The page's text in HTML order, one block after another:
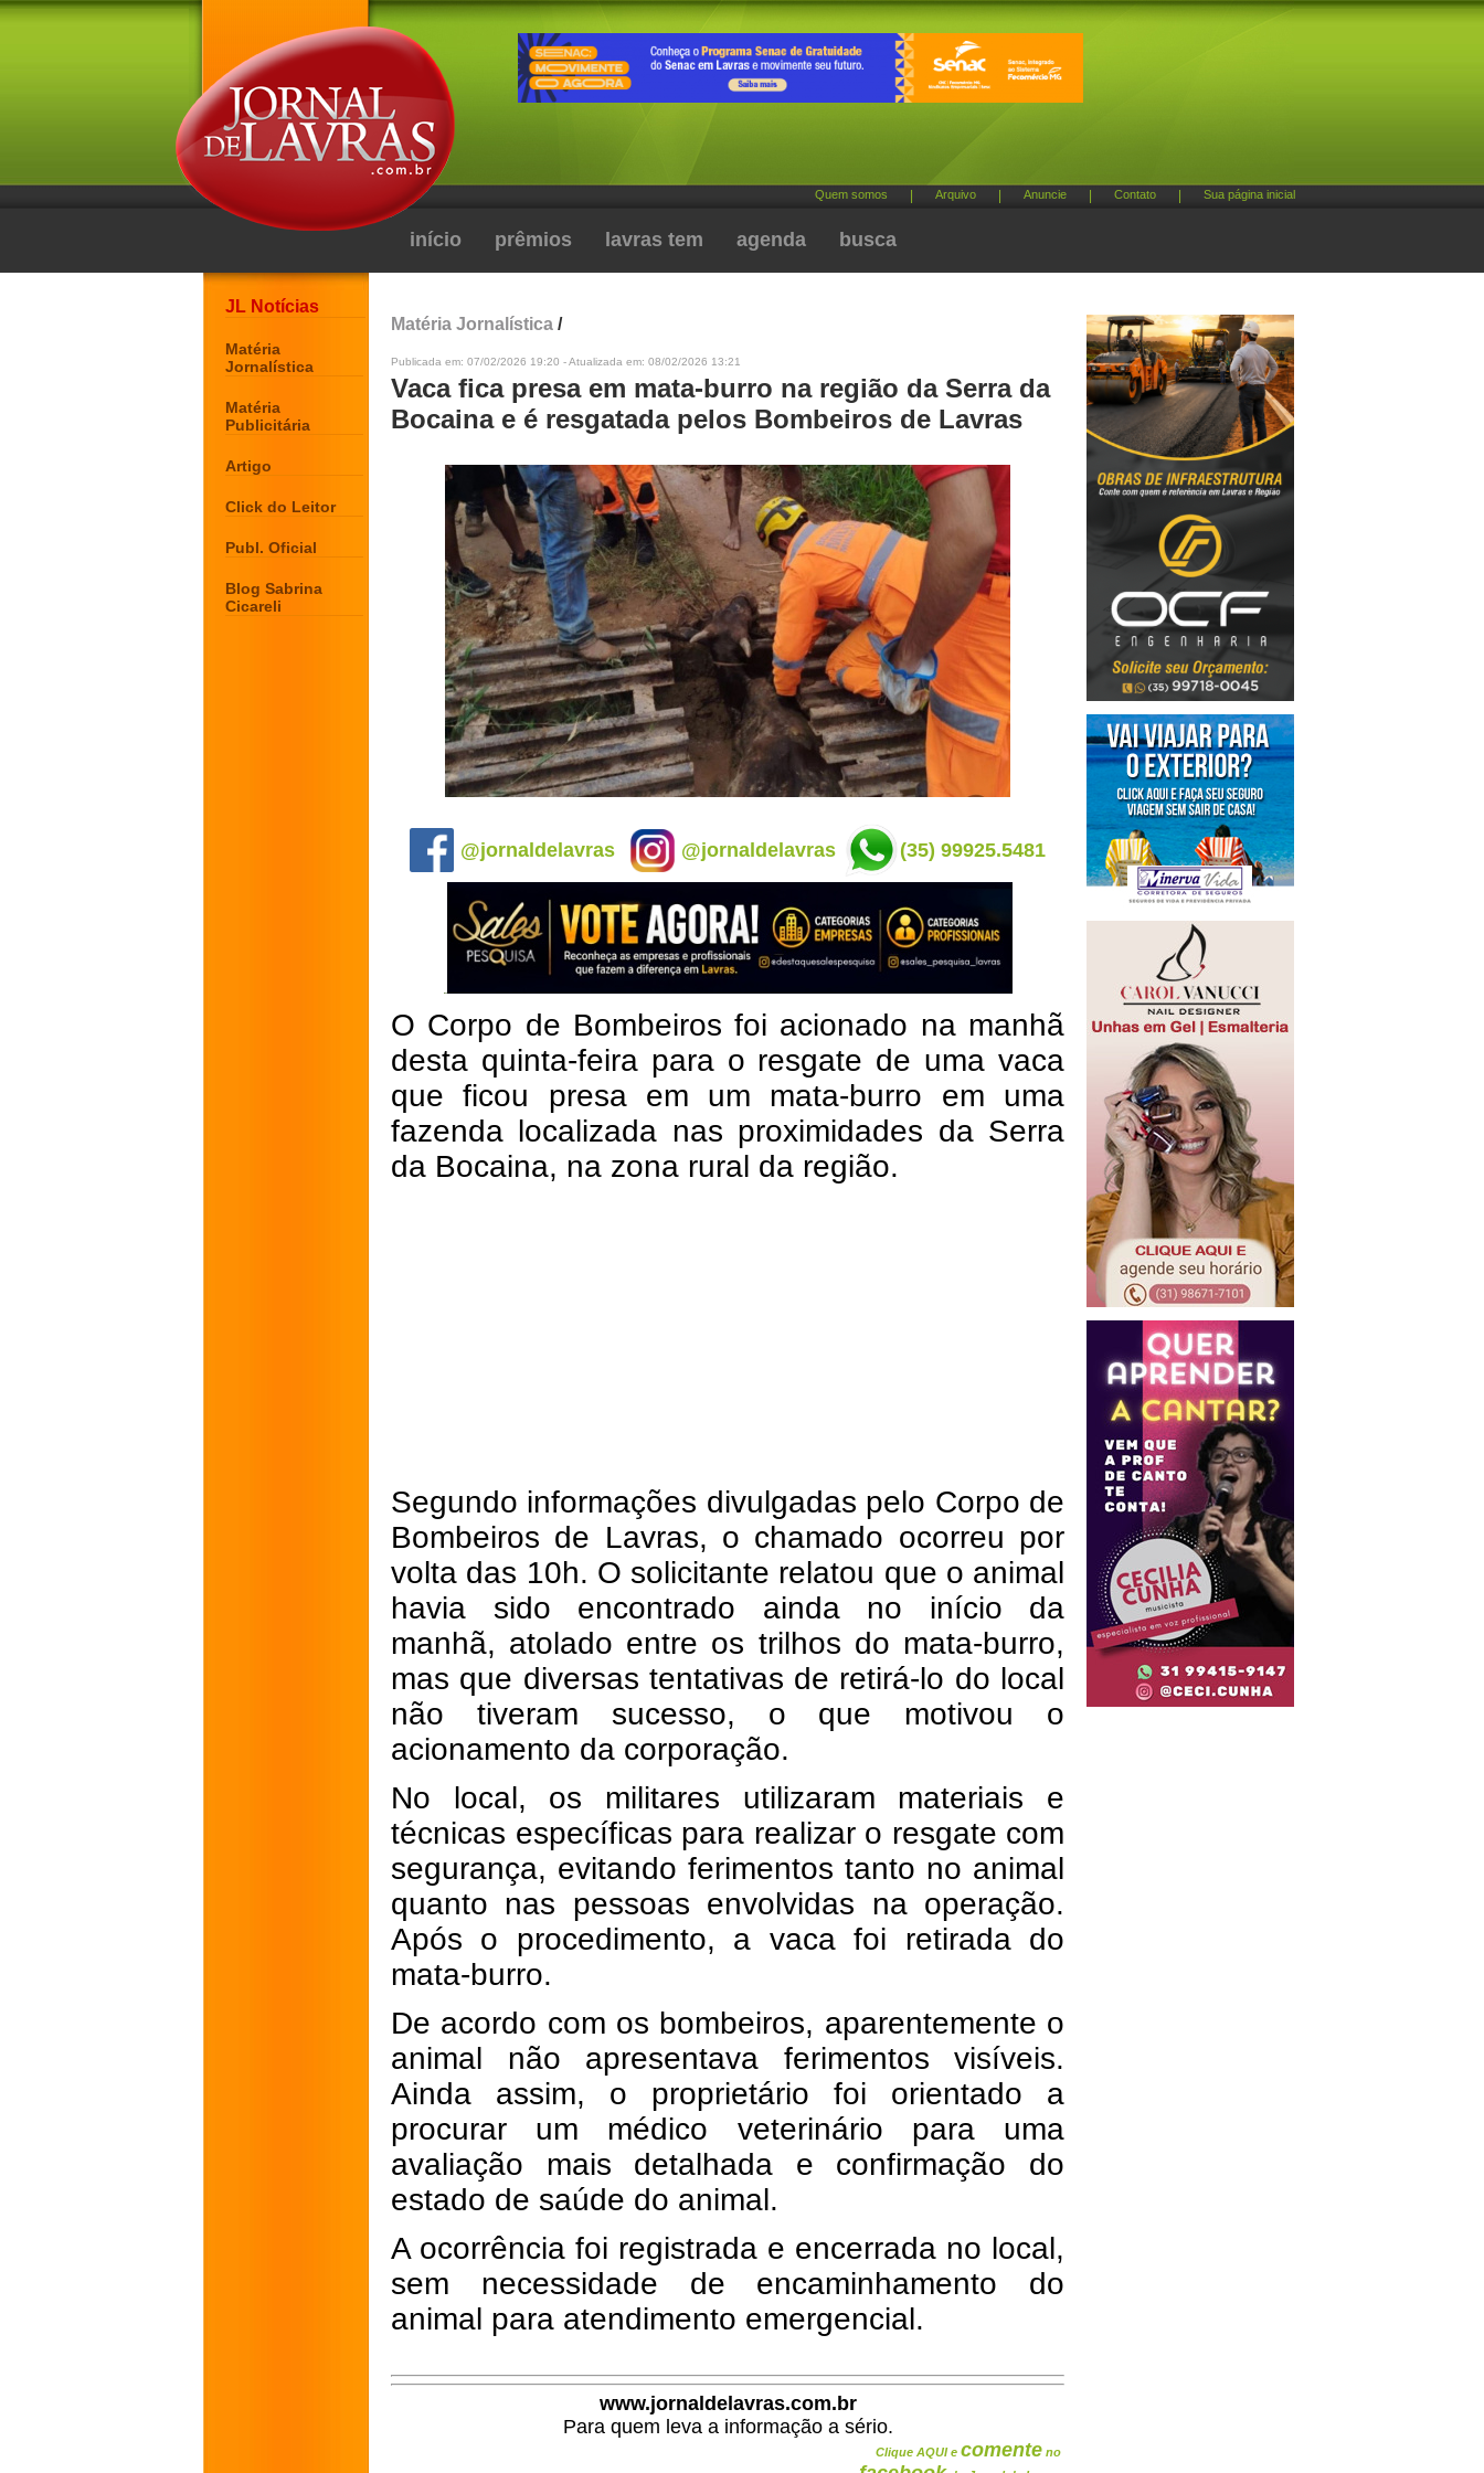
Quem somos Arquivo Anuncie Contato Sua página inicial
início prêmios lavras tem agenda busca
JL Notícias
Matéria
Jornalística
Matéria
Publicitária
Artigo
Click do Leitor
Publ. Oficial
Blog Sabrina
Cicareli
Matéria Jornalística /
Publicada em: 07/02/2026 19:20 - Atualizada em: 08/02/2026 13:21
Vaca fica presa em mata-burro na região da Serra da
Bocaina e é resgatada pelos Bombeiros de Lavras
@jornaldelavras @jornaldelavras (35) 99925.5481
O Corpo de Bombeiros foi acionado na manhã
desta quinta-feira para o resgate de uma vaca
que ficou presa em um mata-burro em uma
fazenda localizada nas proximidades da Serra
da Bocaina, na zona rural da região.
Segundo informações divulgadas pelo Corpo de
Bombeiros de Lavras, o chamado ocorreu por
volta das 10h. O solicitante relatou que o animal
havia sido encontrado ainda no início da
manhã, atolado entre os trilhos do mata-burro,
mas que diversas tentativas de retirá-lo do local
não tiveram sucesso, o que motivou o
acionamento da corporação.
No local, os militares utilizaram materiais e
técnicas específicas para realizar o resgate com
segurança, evitando ferimentos tanto no animal
quanto nas pessoas envolvidas na operação.
Após o procedimento, a vaca foi retirada do
mata-burro.
De acordo com os bombeiros, aparentemente o
animal não apresentava ferimentos visíveis.
Ainda assim, o proprietário foi orientado a
procurar um médico veterinário para uma
avaliação mais detalhada e confirmação do
estado de saúde do animal.
A ocorrência foi registrada e encerrada no local,
sem necessidade de encaminhamento do
animal para atendimento emergencial.
www.jornaldelavras.com.br
Para quem leva a informação a sério.
Clique AQUI e comente no